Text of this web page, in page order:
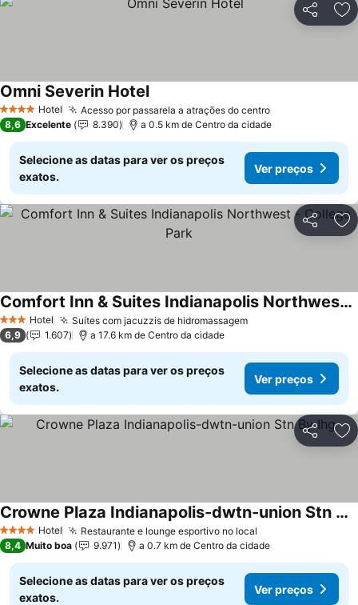
Partilhar
4 EstrelasHotel Acesso por passarela a atrações do centro
Omni Severin Hotel
8,6 Excelente 8.390 a 0.5 km de Centro da cidade
Selecione as datas para ver os preços
exatos.
Ver preços
Partilhar
3 EstrelasHotel Suítes com jacuzzis de hidromassagem
Comfort Inn & Suites Indianapolis Northwest - College Park
6,9 1.607 a 17.6 km de Centro da cidade
Selecione as datas para ver os preços
exatos.
Ver preços
Partilhar
4 EstrelasHotel Restaurante e lounge esportivo no local
Crowne Plaza Indianapolis-dwtn-union Stn By Ihg
8,4 Muito boa 9.971 a 0.7 km de Centro da cidade
Selecione as datas para ver os preços
exatos.
Ver preços